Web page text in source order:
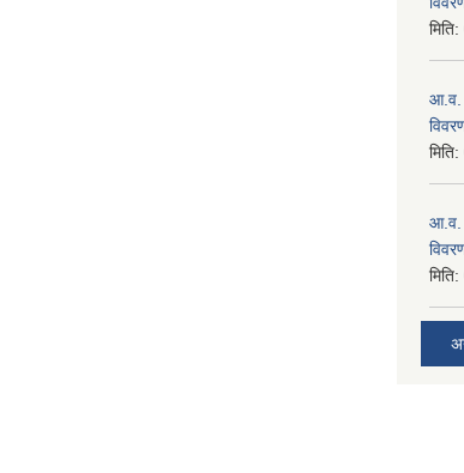
मिति:
आ.व.
मिति:
आ.व.
मिति: